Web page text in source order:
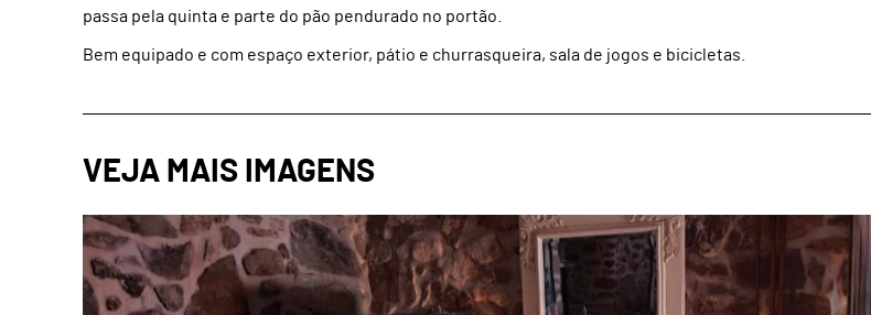
passa pela quinta e parte do pão pendurado no portão.
Bem equipado e com espaço exterior, pátio e churrasqueira, sala de jogos e bicicletas.